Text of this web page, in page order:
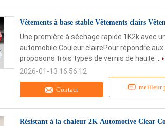
Vêtements à base stable Vêtements clairs
Contact meilleur
Une première à séchage rapide 1K2k avec
automobile Couleur clairePour répondre
proposons trois types de vernis de haute ...
2026-01-13 16:56:12
Résistant à la chaleur 2K Automotive Clear